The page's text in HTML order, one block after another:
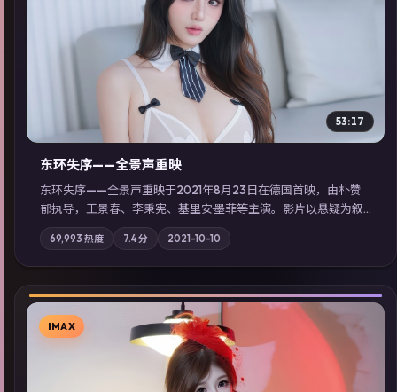
▶
53:17
东环失序——全景声重映
东环失序——全景声重映于2021年8月23日在德国首映，由朴赞
郁执导，王景春、李秉宪、基里安·墨菲等主演。影片以悬疑为叙
事主轴，科技与人性的边界在实验事故后逐渐模糊；摄影与配乐
强化地域气质；站内亦可通过「国产免费观看高清电视剧在线
看」延展检索同类型高分佳作，畅享高清在线追剧体验。
69,993 热度 7.4分 2021-10-10
IMAX